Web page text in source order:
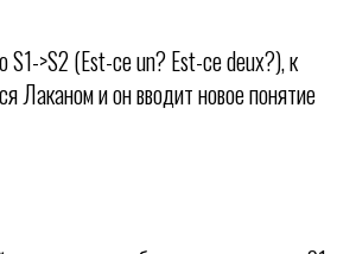
S1->S2 (Est-ce un? Est-ce deux?), к
Лаканом и он вводит новое понятие